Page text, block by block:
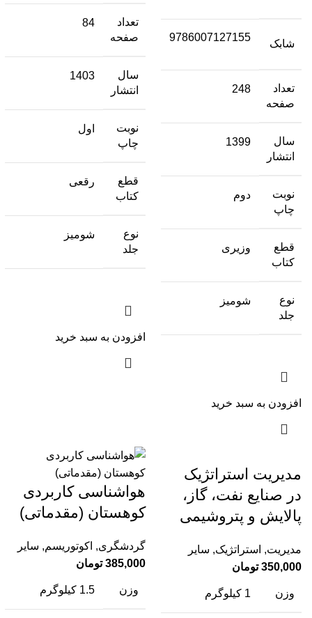
شابک
9786007127155
تعداد
صفحه
248
سال
انتشار
1399
نوبت
چاپ
دوم
قطع
کتاب
وزیری
نوع
جلد
شومیز
افزودن به سبد خرید
تعداد
صفحه
84
سال
انتشار
1403
نوبت
چاپ
اول
قطع
کتاب
رقعی
نوع
جلد
شومیز
افزودن به سبد خرید
مدیریت استراتژیک
در صنایع نفت، گاز،
پالایش و پتروشیمی
مدیریت, استراتژیک, سایر
350,000 تومان
وزن 1 کیلوگرم
هواشناسی کاربردی
کوهستان (مقدماتی)
گردشگری, اکوتوریسم, سایر
385,000 تومان
وزن 1.5 کیلوگرم